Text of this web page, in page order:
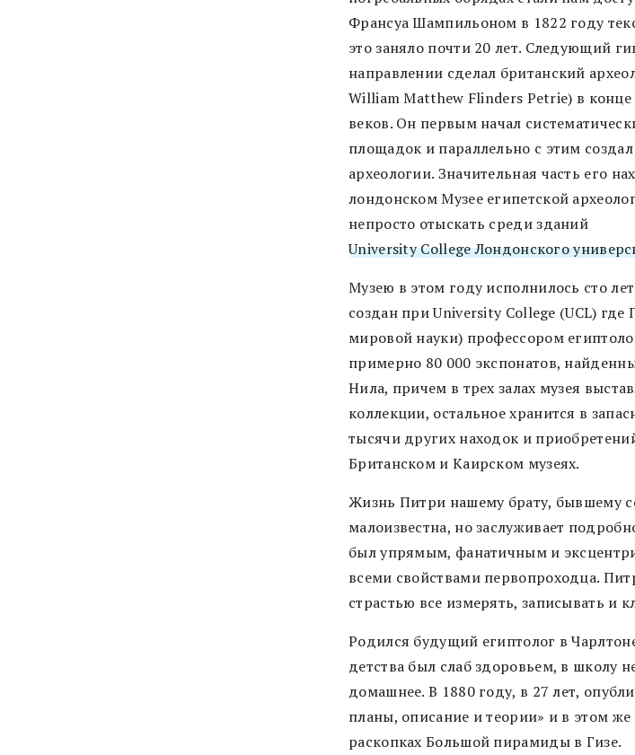
Франсуа Шампильоном в 1822 году
это заняло почти 20 лет. Следующий
направлении сделал британский
William Matthew Flinders Petrie) в
веков. Он первым начал
площадок и параллельно с этим
археологии. Значительная часть его
лондонском Музее египетской
непросто отыскать среди зданий
University College Лондонского
Музею в этом году исполнилось сто
создан при University College (UCL)
мировой науки) профессором
примерно 80 000 экспонатов,
Нила, причем в трех залах музея
коллекции, остальное хранится в
тысячи других находок и
Британском и Каирском музеях.
Жизнь Питри нашему брату, бывшему
малоизвестна, но заслуживает
был упрямым, фанатичным и
всеми свойствами первопроходца.
страстью все измерять, записывать и
Родился будущий египтолог в
детства был слаб здоровьем, в школу
домашнее. В 1880 году, в 27 лет,
планы, описание и теории» и в этом же
раскопках Большой пирамиды в Гизе.